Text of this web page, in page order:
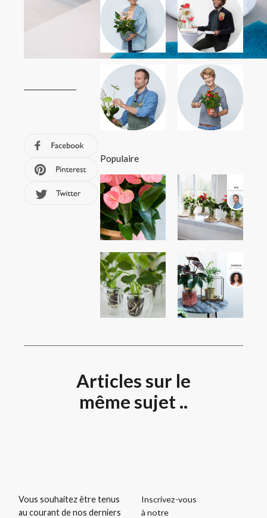
Populaire
Articles sur le
même sujet ..
Vous souhaitez être tenus
au courant de nos derniers
Inscrivez-vous
à notre